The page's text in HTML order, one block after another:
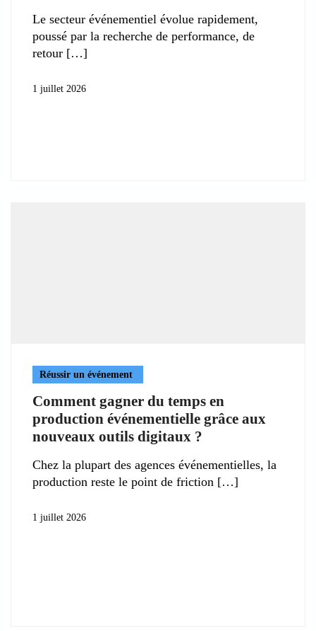
Le secteur événementiel évolue rapidement,
poussé par la recherche de performance, de
retour
1 juillet 2026
Réussir un événement
Comment gagner du temps en
production événementielle grâce aux
nouveaux outils digitaux ?
Chez la plupart des agences événementielles, la
production reste le point de friction
1 juillet 2026